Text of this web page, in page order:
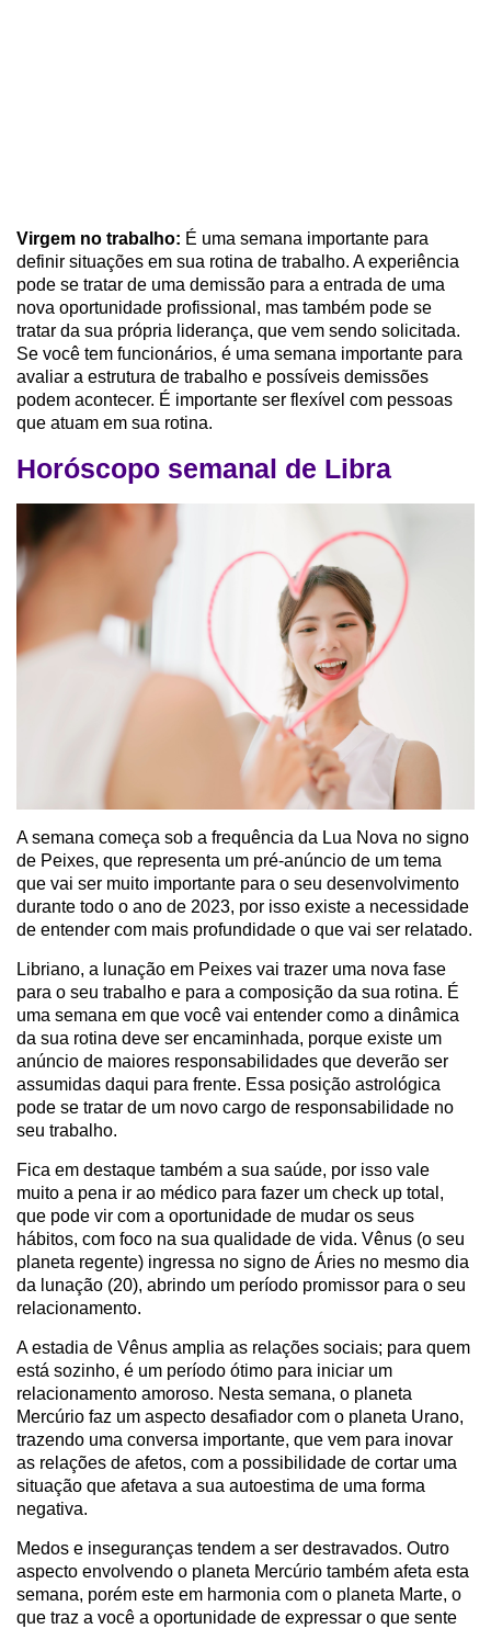
Virgem no trabalho: É uma semana importante para
definir situações em sua rotina de trabalho. A experiência
pode se tratar de uma demissão para a entrada de uma
nova oportunidade profissional, mas também pode se
tratar da sua própria liderança, que vem sendo solicitada.
Se você tem funcionários, é uma semana importante para
avaliar a estrutura de trabalho e possíveis demissões
podem acontecer. É importante ser flexível com pessoas
que atuam em sua rotina.
Horóscopo semanal de Libra
A semana começa sob a frequência da Lua Nova no signo
de Peixes, que representa um pré-anúncio de um tema
que vai ser muito importante para o seu desenvolvimento
durante todo o ano de 2023, por isso existe a necessidade
de entender com mais profundidade o que vai ser relatado.
Libriano, a lunação em Peixes vai trazer uma nova fase
para o seu trabalho e para a composição da sua rotina. É
uma semana em que você vai entender como a dinâmica
da sua rotina deve ser encaminhada, porque existe um
anúncio de maiores responsabilidades que deverão ser
assumidas daqui para frente. Essa posição astrológica
pode se tratar de um novo cargo de responsabilidade no
seu trabalho.
Fica em destaque também a sua saúde, por isso vale
muito a pena ir ao médico para fazer um check up total,
que pode vir com a oportunidade de mudar os seus
hábitos, com foco na sua qualidade de vida. Vênus (o seu
planeta regente) ingressa no signo de Áries no mesmo dia
da lunação (20), abrindo um período promissor para o seu
relacionamento.
A estadia de Vênus amplia as relações sociais; para quem
está sozinho, é um período ótimo para iniciar um
relacionamento amoroso. Nesta semana, o planeta
Mercúrio faz um aspecto desafiador com o planeta Urano,
trazendo uma conversa importante, que vem para inovar
as relações de afetos, com a possibilidade de cortar uma
situação que afetava a sua autoestima de uma forma
negativa.
Medos e inseguranças tendem a ser destravados. Outro
aspecto envolvendo o planeta Mercúrio também afeta esta
semana, porém este em harmonia com o planeta Marte, o
que traz a você a oportunidade de expressar o que sente